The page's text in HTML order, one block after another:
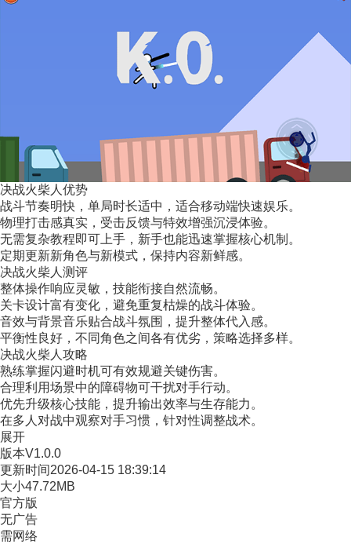
决战火柴人优势
战斗节奏明快，单局时长适中，适合移动端快速娱乐。
物理打击感真实，受击反馈与特效增强沉浸体验。
无需复杂教程即可上手，新手也能迅速掌握核心机制。
定期更新新角色与新模式，保持内容新鲜感。
决战火柴人测评
整体操作响应灵敏，技能衔接自然流畅。
关卡设计富有变化，避免重复枯燥的战斗体验。
音效与背景音乐贴合战斗氛围，提升整体代入感。
平衡性良好，不同角色之间各有优劣，策略选择多样。
决战火柴人攻略
熟练掌握闪避时机可有效规避关键伤害。
合理利用场景中的障碍物可干扰对手行动。
优先升级核心技能，提升输出效率与生存能力。
在多人对战中观察对手习惯，针对性调整战术。
展开
版本V1.0.0
更新时间2026-04-15 18:39:14
大小47.72MB
官方版
无广告
需网络